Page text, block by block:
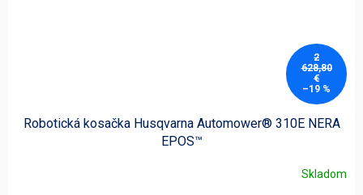
2
628,80
€
–19 %
Robotická kosačka Husqvarna Automower® 310E NERA
EPOS™
Skladom